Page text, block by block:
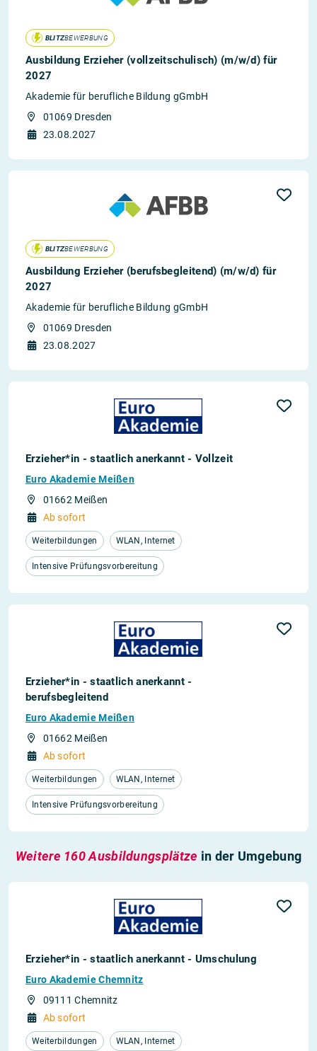
BLITZBEWERBUNG
Ausbildung Erzieher (vollzeitschulisch) (m/w/d) für
2027
Akademie für berufliche Bildung gGmbH
01069 Dresden
23.08.2027
BLITZBEWERBUNG
Ausbildung Erzieher (berufsbegleitend) (m/w/d) für
2027
Akademie für berufliche Bildung gGmbH
01069 Dresden
23.08.2027
Erzieher*in - staatlich anerkannt - Vollzeit
Euro Akademie Meißen
01662 Meißen
Ab sofort
Weiterbildungen WLAN, Internet
Intensive Prüfungsvorbereitung
Erzieher*in - staatlich anerkannt -
berufsbegleitend
Euro Akademie Meißen
01662 Meißen
Ab sofort
Weiterbildungen WLAN, Internet
Intensive Prüfungsvorbereitung
Weitere 160 Ausbildungsplätze in der Umgebung
Erzieher*in - staatlich anerkannt - Umschulung
Euro Akademie Chemnitz
09111 Chemnitz
Ab sofort
Weiterbildungen WLAN, Internet